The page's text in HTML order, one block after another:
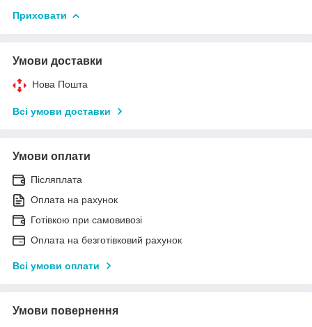
Приховати
Умови доставки
Нова Пошта
Всі умови доставки
Умови оплати
Післяплата
Оплата на рахунок
Готівкою при самовивозі
Оплата на безготівковий рахунок
Всі умови оплати
Умови повернення